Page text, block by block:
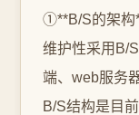
①**B/S的架构
维护性采用B/
端、web服务
B/S结构是目